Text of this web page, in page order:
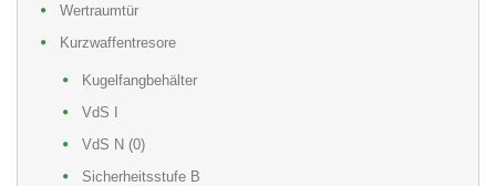
Wertraumtür
Kurzwaffentresore
Kugelfangbehälter
VdS I
VdS N (0)
Sicherheitsstufe B